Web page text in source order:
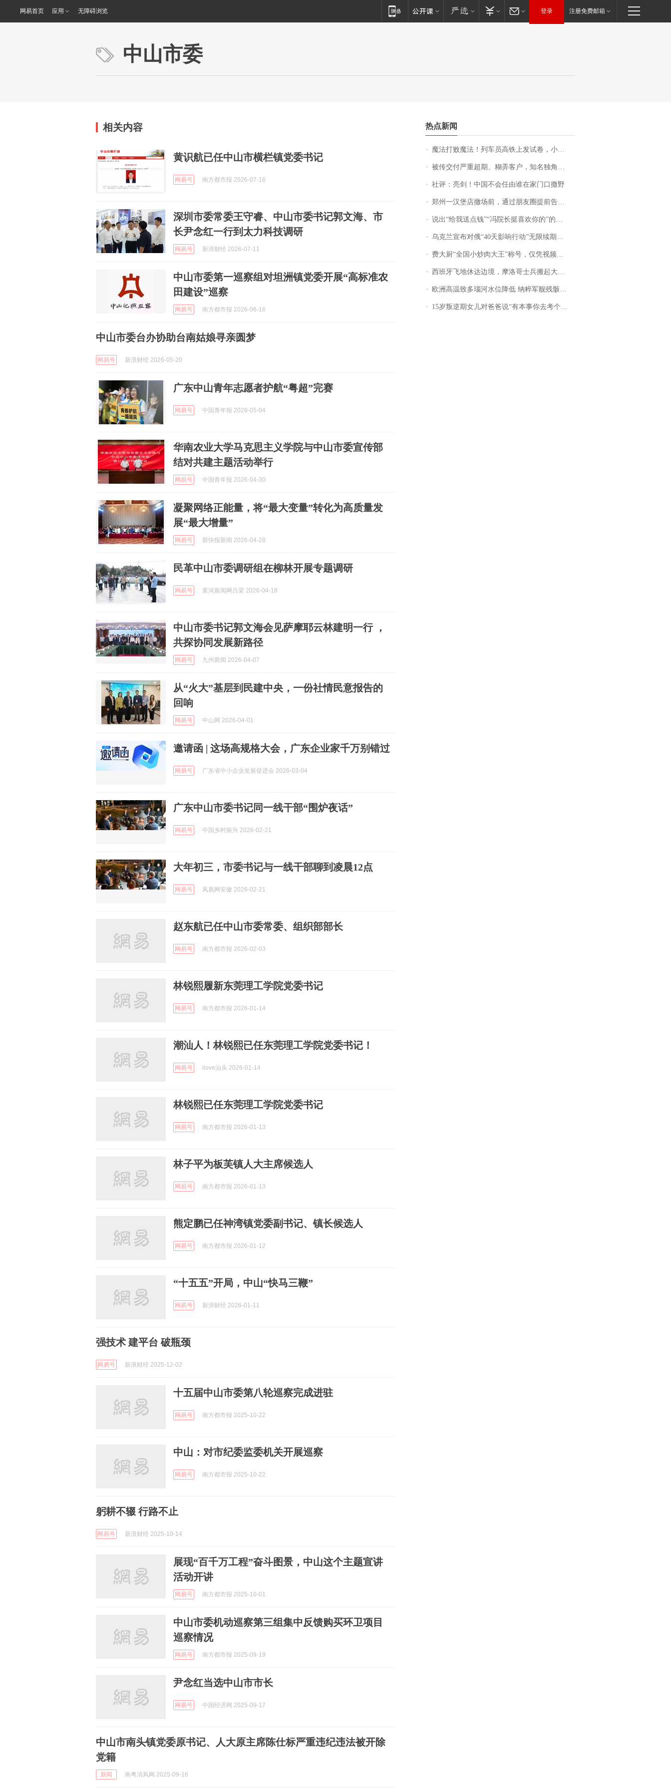
网易首页 应用 无障碍浏览 登录 注册免费邮箱
中山市委
相关内容
黄识航已任中山市横栏镇党委书记
网易号 南方都市报 2026-07-16
深圳市委常委王守睿、中山市委书记郭文海、市
长尹念红一行到太力科技调研
网易号 新浪财经 2026-07-11
中山市委第一巡察组对坦洲镇党委开展“高标准农
田建设”巡察
网易号 南方都市报 2026-06-16
中山市委台办协助台南姑娘寻亲圆梦
网易号 新浪财经 2026-05-20
广东中山青年志愿者护航“粤超”完赛
网易号 中国青年报 2026-05-04
华南农业大学马克思主义学院与中山市委宣传部
结对共建主题活动举行
网易号 中国青年报 2026-04-30
凝聚网络正能量，将“最大变量”转化为高质量发
展“最大增量”
网易号 新快报新闻 2026-04-28
民革中山市委调研组在柳林开展专题调研
网易号 黄河新闻网吕梁 2026-04-18
中山市委书记郭文海会见萨摩耶云林建明一行 ，
共探协同发展新路径
网易号 九州新闻 2026-04-07
从“火大”基层到民建中央，一份社情民意报告的
回响
网易号 中山网 2026-04-01
邀请函 | 这场高规格大会，广东企业家千万别错过
网易号 广东省中小企业发展促进会 2026-03-04
广东中山市委书记同一线干部“围炉夜话”
网易号 中国乡村振兴 2026-02-21
大年初三，市委书记与一线干部聊到凌晨12点
网易号 凤凰网安徽 2026-02-21
赵东航已任中山市委常委、组织部部长
网易号 南方都市报 2026-02-03
林锐熙履新东莞理工学院党委书记
网易号 南方都市报 2026-01-14
潮汕人！林锐熙已任东莞理工学院党委书记！
网易号 ilove汕头 2026-01-14
林锐熙已任东莞理工学院党委书记
网易号 南方都市报 2026-01-13
林子平为板芙镇人大主席候选人
网易号 南方都市报 2026-01-13
熊定鹏已任神湾镇党委副书记、镇长候选人
网易号 南方都市报 2026-01-12
“十五五”开局，中山“快马三鞭”
网易号 新浪财经 2026-01-11
强技术 建平台 破瓶颈
网易号 新浪财经 2025-12-02
十五届中山市委第八轮巡察完成进驻
网易号 南方都市报 2025-10-22
中山：对市纪委监委机关开展巡察
网易号 南方都市报 2025-10-22
躬耕不辍 行路不止
网易号 新浪财经 2025-10-14
展现“百千万工程”奋斗图景，中山这个主题宣讲
活动开讲
网易号 南方都市报 2025-10-01
中山市委机动巡察第三组集中反馈购买环卫项目
巡察情况
网易号 南方都市报 2025-09-19
尹念红当选中山市市长
网易号 中国经济网 2025-09-17
中山市南头镇党委原书记、人大原主席陈仕标严重违纪违法被开除
党籍
新闻 南粤清风网 2025-09-16
热点新闻
魔法打败魔法！列车员高铁上发试卷，小朋友一秒静音，12306回应：列车员个人行为，不是铁路规定
被传交付严重超期、糊弄客户，知名独角兽车企创始人回应：都没证据，将依法采取措施，“本人长期与美国交管局保持沟通，对方表示肯定”
社评：亮剑！中国不会任由谁在家门口撒野
郑州一汉堡店撤场前，通过朋友圈提前告知逐一退费，有顾客仅剩1元也全被退回，分文不少；顾客：言而有信，让人感动
说出“给我送点钱”“冯院长挺喜欢你的”的执行局局长被停职，被骚扰的当事人还有问题待解决
乌克兰宣布对俄“40天影响行动”无限续期，7月两国对轰数据均创纪录
费大厨“全国小炒肉大王”称号，仅凭视频评出？中国烹饪协会回应
西班牙飞地休达边境，摩洛哥士兵搬起大石块投向移民引争议，此前一天内数万人从摩洛哥涌入西班牙
欧洲高温致多瑙河水位降低 纳粹军舰残骸重见天日
15岁叛逆期女儿对爸爸说“有本事你去考个研究生”，44岁职场“老登”一战上岸“985”；父亲坦言拒绝空想，常年保持每月读6本书的习惯